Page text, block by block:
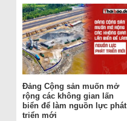
Đảng Cộng sản muốn mở
rộng các không gian lấn
biển để làm nguồn lực phát
triển mới